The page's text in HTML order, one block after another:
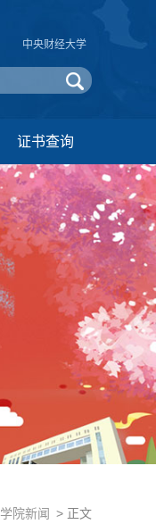
中央财经大学
证书查询
学院新闻 > 正文